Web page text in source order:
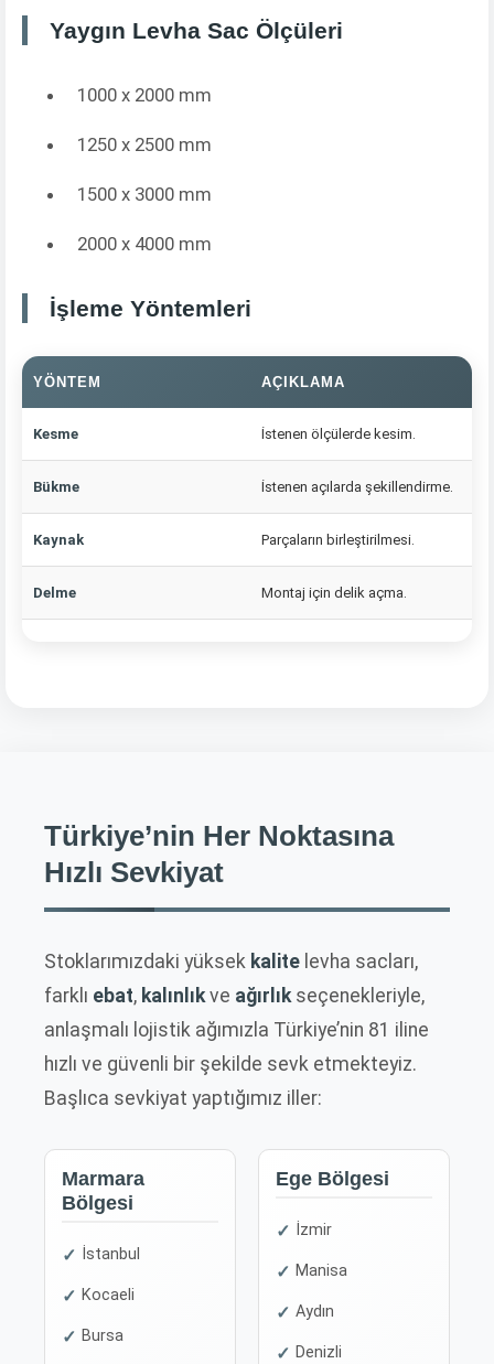
Yaygın Levha Sac Ölçüleri
1000 x 2000 mm
1250 x 2500 mm
1500 x 3000 mm
2000 x 4000 mm
İşleme Yöntemleri
YÖNTEM AÇIKLAMA
Kesme İstenen ölçülerde kesim.
Bükme İstenen açılarda şekillendirme.
Kaynak Parçaların birleştirilmesi.
Delme Montaj için delik açma.
Türkiye’nin Her Noktasına
Hızlı Sevkiyat
Stoklarımızdaki yüksek kalite levha sacları,
farklı ebat, kalınlıkve ağırlıkseçenekleriyle,
anlaşmalı lojistik ağımızla Türkiye’nin 81 iline
hızlı ve güvenli bir şekilde sevk etmekteyiz.
Başlıca sevkiyat yaptığımız iller:
Marmara
Bölgesi
İstanbul
Kocaeli
Bursa
Ege Bölgesi
İzmir
Manisa
Aydın
Denizli